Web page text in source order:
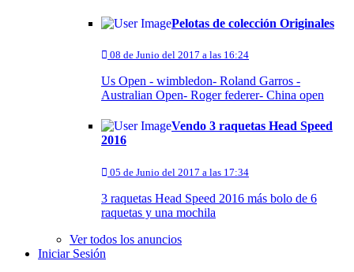
Pelotas de colección Originales
08 de Junio del 2017 a las 16:24
Us Open - wimbledon- Roland Garros -
Australian Open- Roger federer- China open
Vendo 3 raquetas Head Speed
2016
05 de Junio del 2017 a las 17:34
3 raquetas Head Speed 2016 más bolo de 6
raquetas y una mochila
Ver todos los anuncios
Iniciar Sesión